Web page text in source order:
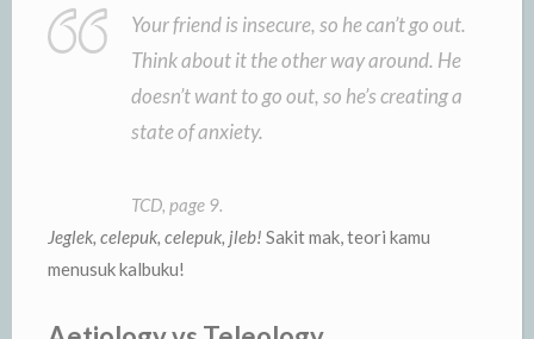
Your friend is insecure, so he can’t go out.
Think about it the other way around. He
doesn’t want to go out, so he’s creating a
state of anxiety.
TCD, page 9.
Jeglek, celepuk, celepuk, jleb! Sakit mak, teori kamu
menusuk kalbuku!